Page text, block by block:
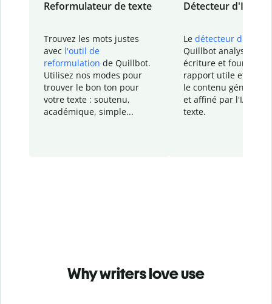
Reformulateur de texte
Trouvez les mots justes
avec l'outil de
reformulation de Quillbot.
Utilisez nos modes pour
trouver le bon ton pour
votre texte : soutenu,
académique, simple...
Détecteur d'IA
Le détecteur d'IA
Quillbot analyse votre
écriture et fournit un
rapport utile et
le contenu généré
et affiné par l'IA
texte.
Why writers love use